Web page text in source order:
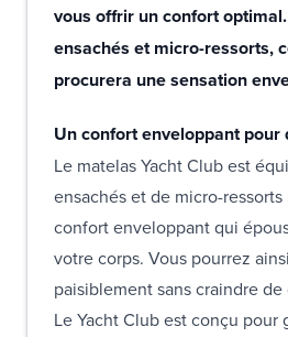
vous offrir un confort
ensachés et micro-ressorts,
procurera une sensation
Un confort enveloppant pour
Le matelas Yacht Club est
ensachés et de micro-
confort enveloppant qui
votre corps. Vous pourrez
paisiblement sans craindre
Le Yacht Club est conçu pour